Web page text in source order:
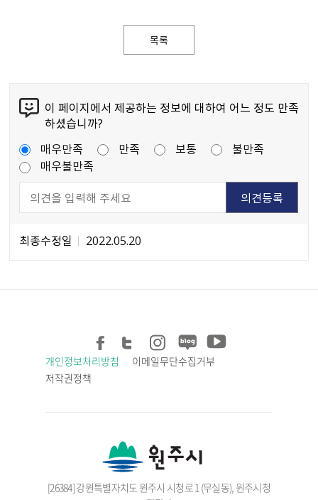
목록
이 페이지에서 제공하는 정보에 대하여 어느 정도 만족
하셨습니까?
매우만족
만족 보통
불만족
매우불만족
최종수정일 2022.05.20
개인정보처리방침
이메일무단수집거부
저작권정책
[26384] 강원특별자치도 원주시 시청로 1 (무실동), 원주시청